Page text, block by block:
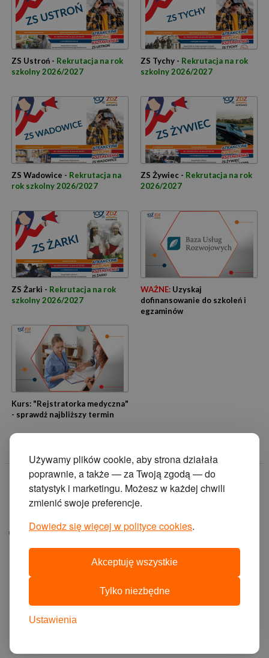
Używamy plików cookie, aby strona działała
poprawnie, a także — za Twoją zgodą — do
statystyk i marketingu. Możesz w każdej chwili
zmienić swoje preferencje.
Dowiedz się więcej w polityce cookies.
Akceptuję wszystkie
Tylko niezbędne
Ustawienia
ZS Ustroń - Rekrutacja na rok
szkolny 2026/2027
ZS Tychy - Rekrutacja na rok
szkolny 2026/2027
ZS Wadowice - Rekrutacja na
rok szkolny 2026/2027
ZS Żywiec - Rekrutacja na rok
2026/2027
ZS Żarki - Rekrutacja na rok
szkolny 2026/2027
WAŻNE:Uzyskaj
dofinansowanie do szkoleń i
egzaminów
Kurs: "Rejstratorka medyczna"
- sprawdż najbliższy termin
© 2014 Zakład
Doskonalenia
Zawodowego w
ul. Krasińskiego 2, 40-
projekt i wykonanie:
cyberstudio
cms:
abeon